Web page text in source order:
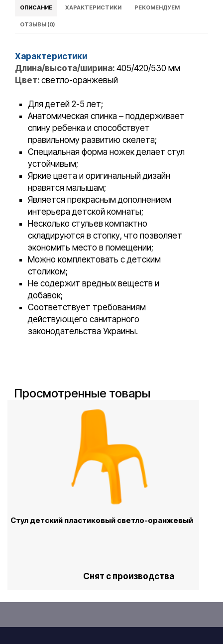
ОПИСАНИЕ ХАРАКТЕРИСТИКИ РЕКОМЕНДУЕМ
ОТЗЫВЫ (0)
Характеристики
Длина/высота/ширина: 405/420/530 мм
Цвет: светло-оранжевый
Для детей 2-5 лет;
Анатомическая спинка – поддерживает
спину ребенка и способствует
правильному развитию скелета;
Специальная форма ножек делает стул
устойчивым;
Яркие цвета и оригинальный дизайн
нравятся малышам;
Является прекрасным дополнением
интерьера детской комнаты;
Несколько стульев компактно
складируются в стопку, что позволяет
экономить место в помещении;
Можно комплектовать с детским
столиком;
Не содержит вредных веществ и
добавок;
Соответствует требованиям
действующего санитарного
законодательства Украины.
Просмотренные товары
Стул детский пластиковый светло-оранжевый
Снят с производства